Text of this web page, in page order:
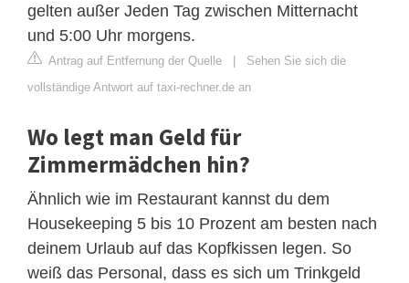
gelten außer Jeden Tag zwischen Mitternacht
und 5:00 Uhr morgens.
Antrag auf Entfernung der Quelle | Sehen Sie sich die
vollständige Antwort auf taxi-rechner.de an
Wo legt man Geld für
Zimmermädchen hin?
Ähnlich wie im Restaurant kannst du dem
Housekeeping 5 bis 10 Prozent am besten nach
deinem Urlaub auf das Kopfkissen legen. So
weiß das Personal, dass es sich um Trinkgeld